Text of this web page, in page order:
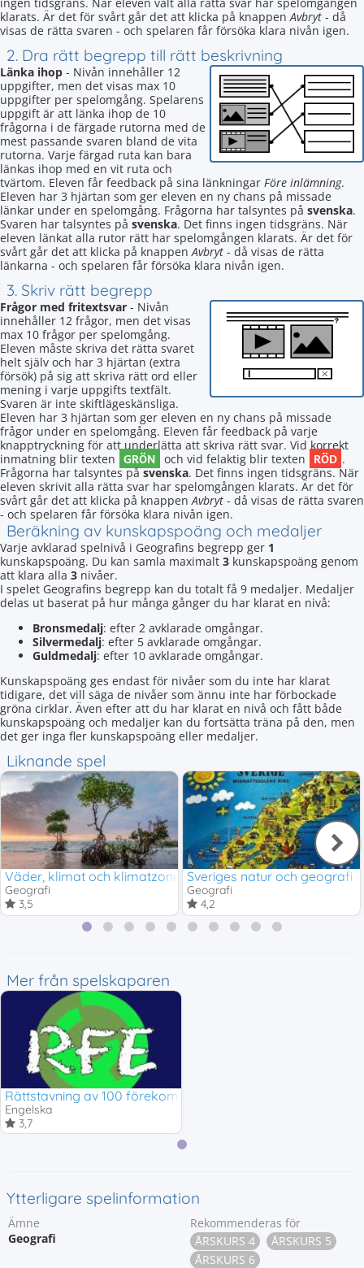
klarats. Är det för svårt går det att klicka på knappenAvbryt - då
visas de rätta svaren - och spelaren får försöka klara nivån igen.
2. Dra rätt begrepp till rätt beskrivning
Länka ihop - Nivån innehåller 12
uppgifter, men det visas max 10
uppgifter per spelomgång. Spelarens
uppgift är att länka ihop de 10
frågorna i de färgade rutorna med de
mest passande svaren bland de vita
rutorna. Varje färgad ruta kan bara
länkas ihop med en vit ruta och
tvärtom. Eleven får feedback på sina länkningar Före inlämning.
Eleven har 3 hjärtan som ger eleven en ny chans på missade
länkar under en spelomgång. Frågorna har talsyntes på svenska.
Svaren har talsyntes på svenska. Det finns ingen tidsgräns. När
eleven länkat alla rutor rätt har spelomgången klarats. Är det för
svårt går det att klicka på knappenAvbryt - då visas de rätta
länkarna - och spelaren får försöka klara nivån igen.
3. Skriv rätt begrepp
Frågor med fritextsvar - Nivån
innehåller 12 frågor, men det visas
max 10 frågor per spelomgång.
Eleven måste skriva det rätta svaret
helt själv och har 3 hjärtan (extra
försök) på sig att skriva rätt ord eller
mening i varje uppgifts textfält.
Svaren är inte skiftlägeskänsliga.
Eleven har 3 hjärtan som ger eleven en ny chans på missade
frågor under en spelomgång. Eleven får feedback på varje
knapptryckning för att underlätta att skriva rätt svar. Vid korrekt
inmatning blir texten GRÖN och vid felaktig blir texten RÖD .
Frågorna har talsyntes påsvenska. Det finns ingen tidsgräns. När
eleven skrivit alla rätta svar har spelomgången klarats. Är det för
svårt går det att klicka på knappenAvbryt - då visas de rätta svaren
- och spelaren får försöka klara nivån igen.
Beräkning av kunskapspoäng och medaljer
Varje avklarad spelnivå i Geografins begrepp ger 1
kunskapspoäng. Du kan samla maximalt 3 kunskapspoäng genom
att klara alla 3 nivåer.
I spelet Geografins begrepp kan du totalt få 9 medaljer. Medaljer
delas ut baserat på hur många gånger du har klarat en nivå:
Bronsmedalj: efter 2 avklarade omgångar.
Silvermedalj: efter 5 avklarade omgångar.
Guldmedalj: efter 10 avklarade omgångar.
Kunskapspoäng ges endast för nivåer som du inte har klarat
tidigare, det vill säga de nivåer som ännu inte har förbockade
gröna cirklar. Även efter att du har klarat en nivå och fått både
kunskapspoäng och medaljer kan du fortsätta träna på den, men
det ger inga fler kunskapspoäng eller medaljer.
Liknande spel
Väder, klimat och klimatzoner
Geografi
3,5
Sveriges natur och geografi
Geografi
4,2
Mer från spelskaparen
Rättstavning av 100 förekommande ord på engelska
Engelska
3,7
Ytterligare spelinformation
Ämne
Geografi
Rekommenderas för
ÅRSKURS 4
ÅRSKURS 5
ÅRSKURS 6